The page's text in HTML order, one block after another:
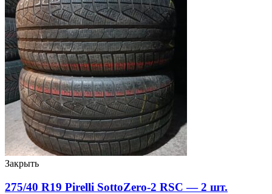
Закрыть
275/40 R19 Pirelli SottoZero-2 RSC — 2 шт.